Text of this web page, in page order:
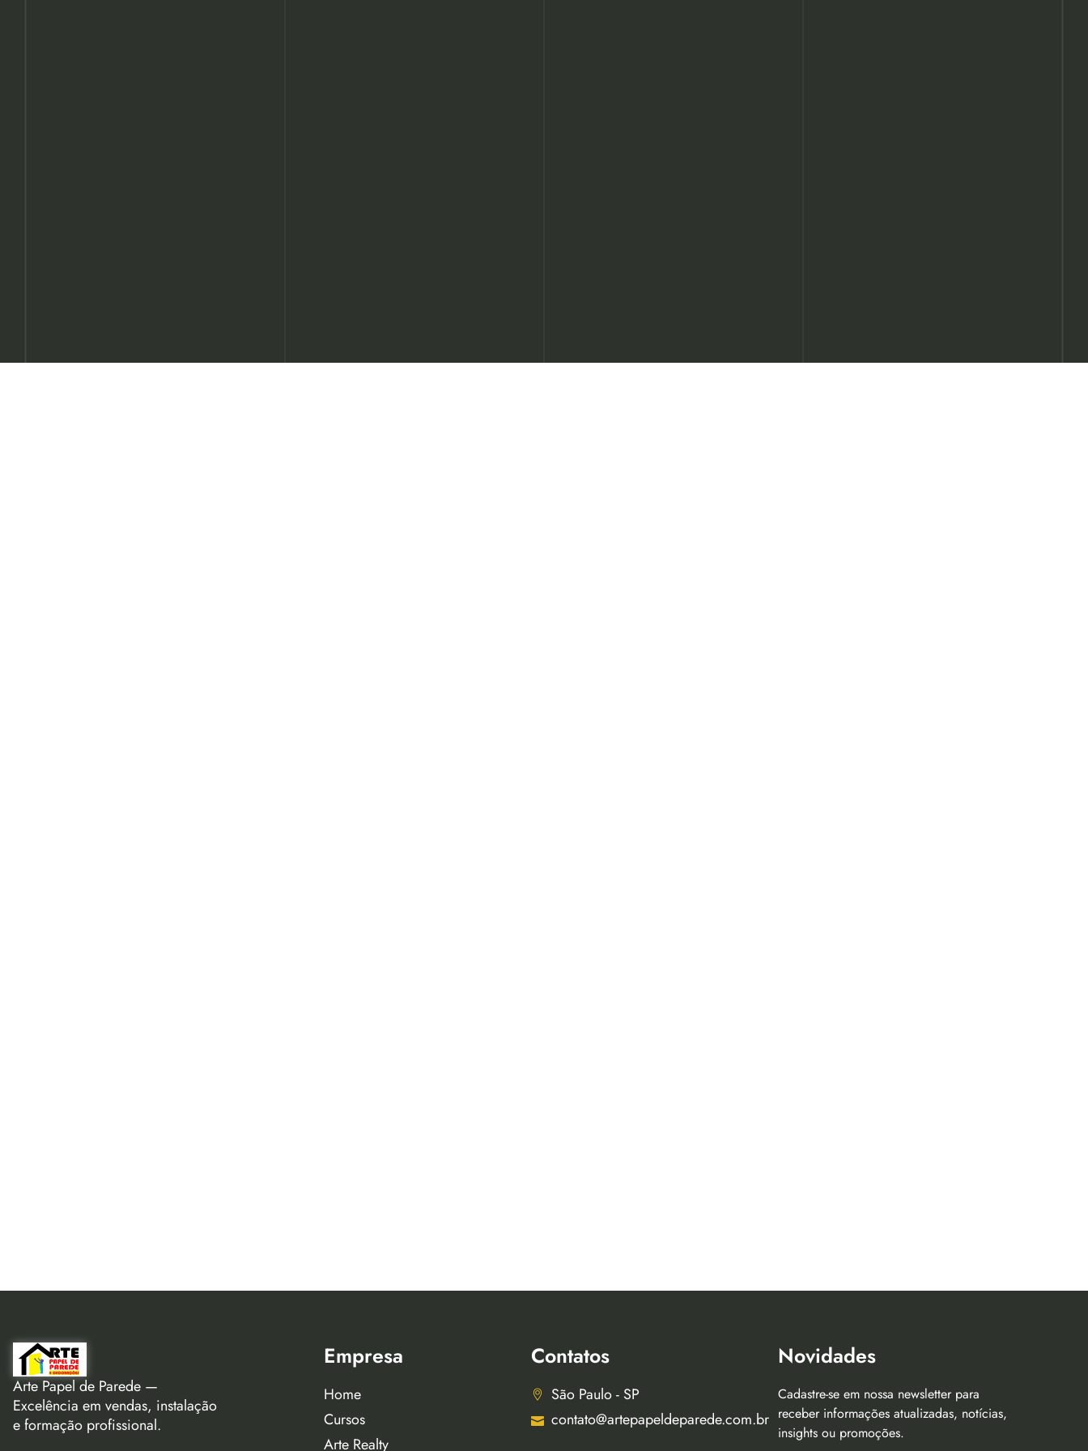
Arte Papel de Parede —
Excelência em vendas, instalação
e formação profissional.
Empresa
Home
Cursos
Arte Realty
Contatos
São Paulo - SP
contato@artepapeldeparede.com.br
Novidades
Cadastre-se em nossa newsletter para
receber informações atualizadas, notícias,
insights ou promoções.